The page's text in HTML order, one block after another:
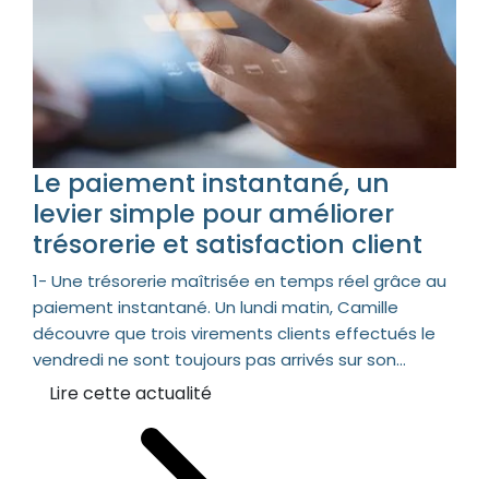
Le paiement instantané, un
levier simple pour améliorer
trésorerie et satisfaction client
1- Une trésorerie maîtrisée en temps réel grâce au
paiement instantané. Un lundi matin, Camille
découvre que trois virements clients effectués le
vendredi ne sont toujours pas arrivés sur son...
Lire cette actualité